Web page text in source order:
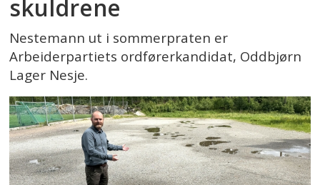
skuldrene
Nestemann ut i sommerpraten er
Arbeiderpartiets ordførerkandidat, Oddbjørn
Lager Nesje.